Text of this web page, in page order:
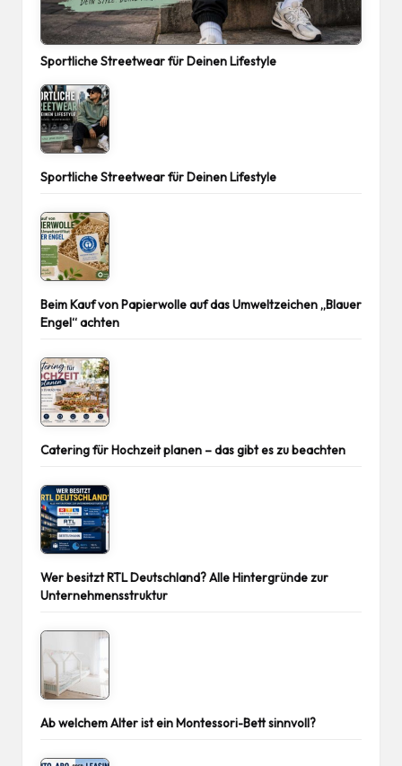
Sportliche Streetwear für Deinen Lifestyle
Sportliche Streetwear für Deinen Lifestyle
Beim Kauf von Papierwolle auf das Umweltzeichen „Blauer
Engel“ achten
Catering für Hochzeit planen – das gibt es zu beachten
Wer besitzt RTL Deutschland? Alle Hintergründe zur
Unternehmensstruktur
Ab welchem Alter ist ein Montessori-Bett sinnvoll?